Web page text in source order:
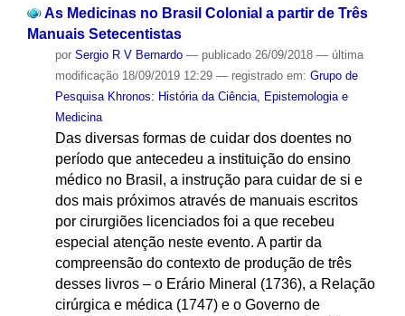
As Medicinas no Brasil Colonial a partir de Três
Manuais Setecentistas
por Sergio R V Bernardo — publicado26/09/2018 — última
modificação18/09/2019 12:29 — registrado em: Grupo de
Pesquisa Khronos: História da Ciência, Epistemologia e
Medicina
Das diversas formas de cuidar dos doentes no
período que antecedeu a instituição do ensino
médico no Brasil, a instrução para cuidar de si e
dos mais próximos através de manuais escritos
por cirurgiões licenciados foi a que recebeu
especial atenção neste evento. A partir da
compreensão do contexto de produção de três
desses livros – o Erário Mineral (1736), a Relação
cirúrgica e médica (1747) e o Governo de